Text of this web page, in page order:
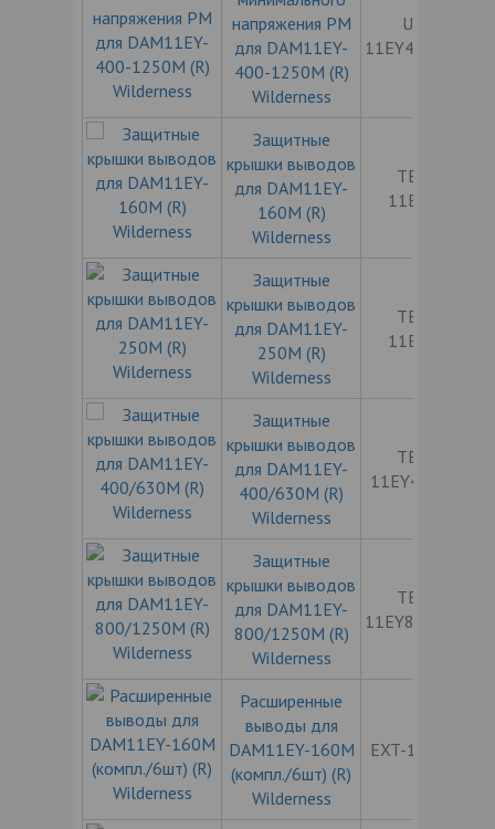
напряжения РМ
для DAM11EY-
400-1250M (R)
Wilderness
UND-
11EY400-1250
Защитные
крышки выводов
для DAM11EY-
160M (R)
Wilderness
TERM-
11EY160
Защитные
крышки выводов
для DAM11EY-
250M (R)
Wilderness
TERM-
11EY250
Защитные
крышки выводов
для DAM11EY-
400/630M (R)
Wilderness
TERM-
11EY400/630
Защитные
крышки выводов
для DAM11EY-
800/1250M (R)
Wilderness
TERM-
11EY800/1250
Расширенные
выводы для
DAM11EY-160M
(компл./6шт) (R)
Wilderness
EXT-11EY160